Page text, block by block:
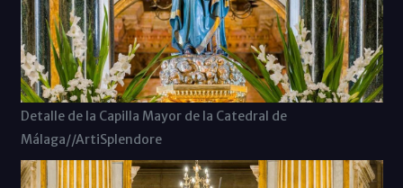
Detalle de la Capilla Mayor de la Catedral de
Málaga//ArtiSplendore